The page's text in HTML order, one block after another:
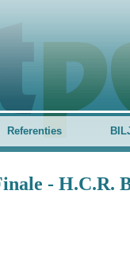
Referenties
- H.C.R.